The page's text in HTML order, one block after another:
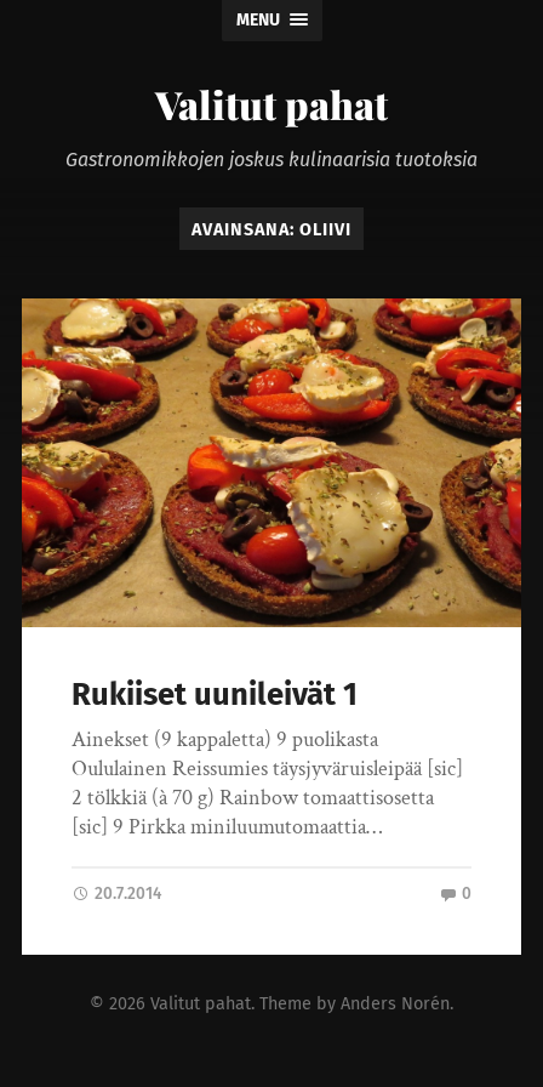
MENU
Valitut pahat
Gastronomikkojen joskus kulinaarisia tuotoksia
AVAINSANA: OLIIVI
Rukiiset uunileivät 1
Ainekset (9 kappaletta) 9 puolikasta
Oululainen Reissumies täysjyväruisleipää [sic]
2 tölkkiä (à 70 g) Rainbow tomaattisosetta
[sic] 9 Pirkka miniluumutomaattia…
20.7.2014 0
© 2026 Valitut pahat. Theme by Anders Norén.